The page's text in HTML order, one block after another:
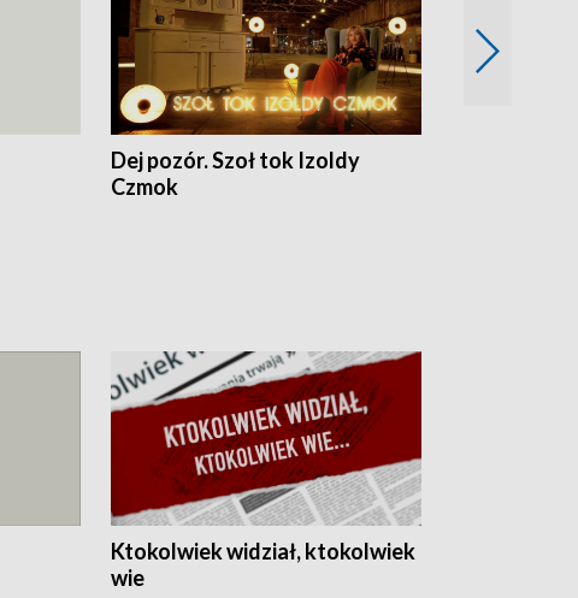
Dej pozór. Szoł tok Izoldy
Czmok
Ktokolwiek widział, ktokolwiek
wie